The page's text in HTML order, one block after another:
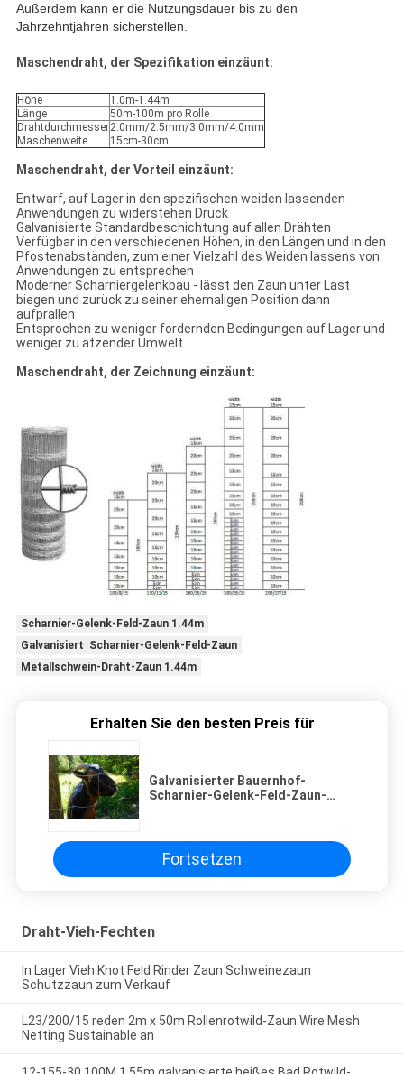
Außerdem kann er die Nutzungsdauer bis zu den
Jahrzehntjahren sicherstellen.
Maschendraht, der Spezifikation einzäunt:
Höhe
1.0m-1.44m
Länge
50m-100m pro Rolle
Drahtdurchmesser2.0mm/2.5mm/3.0mm/4.0mm
Maschenweite
15cm-30cm
Maschendraht, der Vorteil einzäunt:
Entwarf, auf Lager in den spezifischen weiden lassenden
Anwendungen zu widerstehen Druck
Galvanisierte Standardbeschichtung auf allen Drähten
Verfügbar in den verschiedenen Höhen, in den Längen und in den
Pfostenabständen, zum einer Vielzahl des Weiden lassens von
Anwendungen zu entsprechen
Moderner Scharniergelenkbau - lässt den Zaun unter Last
biegen und zurück zu seiner ehemaligen Position dann
aufprallen
Entsprochen zu weniger fordernden Bedingungen auf Lager und
weniger zu ätzender Umwelt
Maschendraht, der Zeichnung einzäunt:
Scharnier-Gelenk-Feld-Zaun 1.44m
Galvanisiert Scharnier-Gelenk-Feld-Zaun
Metallschwein-Draht-Zaun 1.44m
Erhalten Sie den besten Preis für
Galvanisierter Bauernhof-
Scharnier-Gelenk-Feld-Zaun-
Fortsetzen
Draht-Vieh-Fechten
In Lager Vieh Knot Feld Rinder Zaun Schweinezaun
Schutzzaun zum Verkauf
L23/200/15 reden 2m x 50m Rollenrotwild-Zaun Wire Mesh
Netting Sustainable an